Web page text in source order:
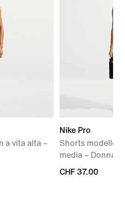
a vita alta –
Nike Pro
Shorts modello
media – Donna
CHF
CHF 37.00